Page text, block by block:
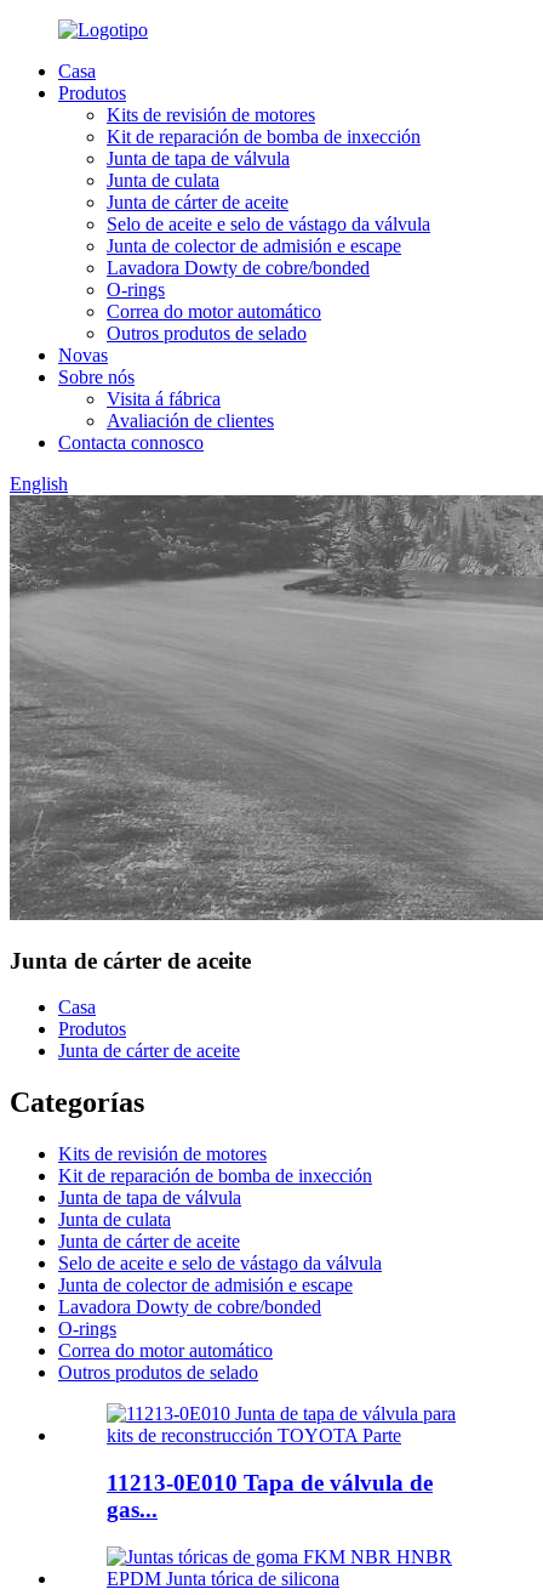
Casa
Produtos
Kits de revisión de motores
Kit de reparación de bomba de inxección
Junta de tapa de válvula
Junta de culata
Junta de cárter de aceite
Selo de aceite e selo de vástago da válvula
Junta de colector de admisión e escape
Lavadora Dowty de cobre/bonded
O-rings
Correa do motor automático
Outros produtos de selado
Novas
Sobre nós
Visita á fábrica
Avaliación de clientes
Contacta connosco
English
Junta de cárter de aceite
Casa
Produtos
Junta de cárter de aceite
Categorías
Kits de revisión de motores
Kit de reparación de bomba de inxección
Junta de tapa de válvula
Junta de culata
Junta de cárter de aceite
Selo de aceite e selo de vástago da válvula
Junta de colector de admisión e escape
Lavadora Dowty de cobre/bonded
O-rings
Correa do motor automático
Outros produtos de selado
11213-0E010 Tapa de válvula de
gas...